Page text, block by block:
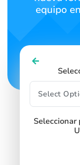
equipo
Seleccionar